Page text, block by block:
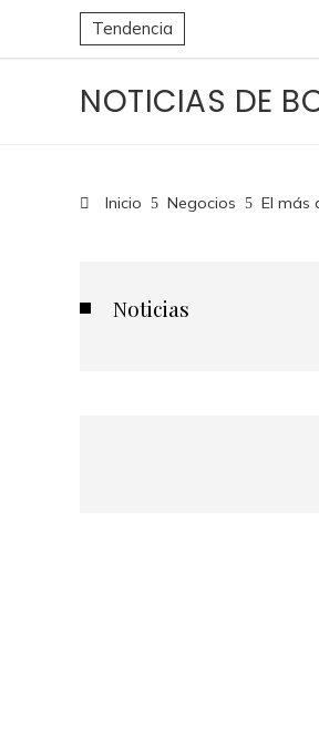
Tendencia
NOTICIAS DE
Inicio Negocios El más
Noticias